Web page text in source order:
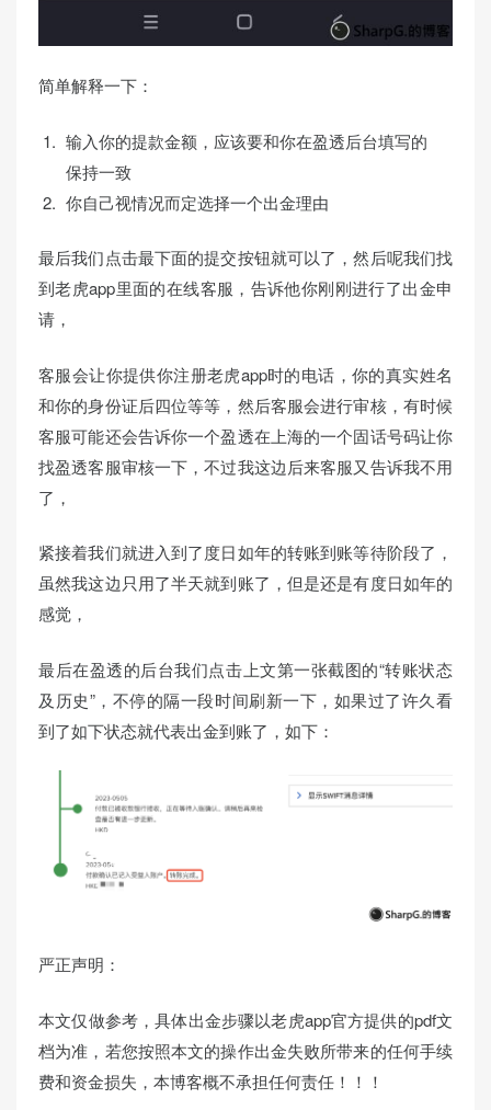
简单解释一下：
输入你的提款金额，应该要和你在盈透后台填写的
保持一致
你自己视情况而定选择一个出金理由
最后我们点击最下面的提交按钮就可以了，然后呢我们找
到老虎app里面的在线客服，告诉他你刚刚进行了出金申
请，
客服会让你提供你注册老虎app时的电话，你的真实姓名
和你的身份证后四位等等，然后客服会进行审核，有时候
客服可能还会告诉你一个盈透在上海的一个固话号码让你
找盈透客服审核一下，不过我这边后来客服又告诉我不用
了，
紧接着我们就进入到了度日如年的转账到账等待阶段了，
虽然我这边只用了半天就到账了，但是还是有度日如年的
感觉，
最后在盈透的后台我们点击上文第一张截图的“转账状态
及历史”，不停的隔一段时间刷新一下，如果过了许久看
到了如下状态就代表出金到账了，如下：
严正声明：
本文仅做参考，具体出金步骤以老虎app官方提供的pdf文
档为准，若您按照本文的操作出金失败所带来的任何手续
费和资金损失，本博客概不承担任何责任！！！